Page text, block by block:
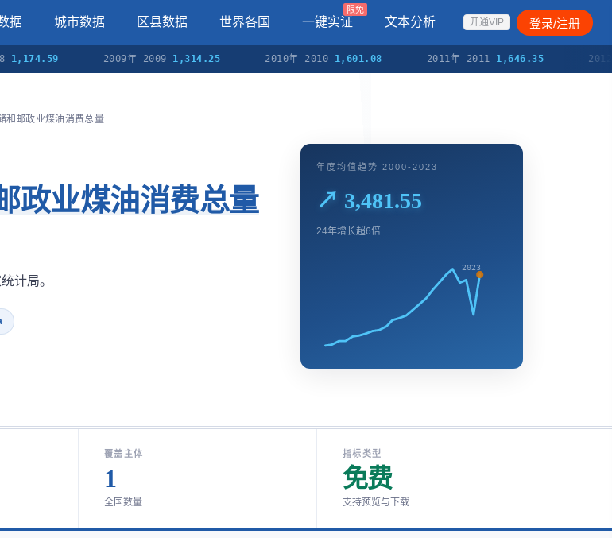
据 城市数据 区县数据 世界各国 一键实证
限免
文本分析 开通VIP 登录/注册
2009年 2009 1,314.25 2010年 2010 1,601.08 2011年 2011 1,646.35 2012年
和邮政业煤油消费总量
政业煤油消费总量
计局。
年度均值趋势 2000-2023
↗ 3,481.55
24年增长超6倍
2023
覆盖主体
1
全国数量
指标类型
免费
支持预览与下载